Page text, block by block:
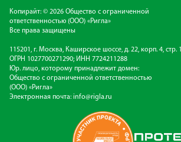
Копирайт: © 2026 Общество с ограниченной
ответственностью (ООО) «Ригла»
Все права защищены
115201, г. Москва, Каширское шоссе, д. 22, корп. 4, стр. 1
ОГРН 1027700271290; ИНН 7724211288
Юр. лицо, которому принадлежит домен:
Общество с ограниченной ответственностью
(ООО) «Ригла»
Электронная почта: info@rigla.ru